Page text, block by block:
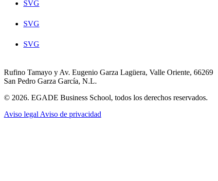
SVG
SVG
SVG
Rufino Tamayo y Av. Eugenio Garza Lagüera, Valle Oriente, 66269
San Pedro Garza García, N.L.
© 2026. EGADE Business School, todos los derechos reservados.
Aviso legal Aviso de privacidad